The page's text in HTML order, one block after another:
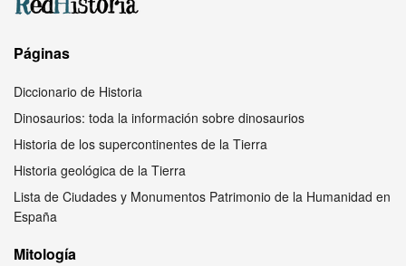
Páginas
Diccionario de Historia
Dinosaurios: toda la información sobre dinosaurios
Historia de los supercontinentes de la Tierra
Historia geológica de la Tierra
Lista de Ciudades y Monumentos Patrimonio de la Humanidad en
España
Mitología